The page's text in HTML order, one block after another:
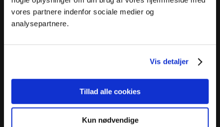
vores partnere indenfor sociale medier og
analysepartnere.
Vis detaljer
Tillad alle cookies
Kun nødvendige
Dansk Sprognævn
Adelgade 119 B
5400 Bogense
adm@dsn.dk